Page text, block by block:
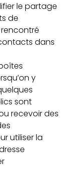
le partage
de
rencontré
dans
y
sont
recevoir des
utiliser la